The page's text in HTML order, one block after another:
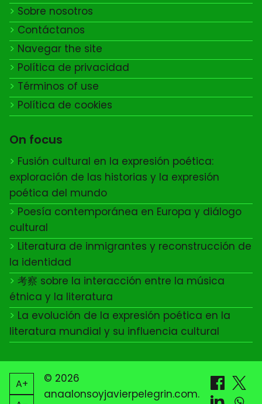
Sobre nosotros
Contáctanos
Navegar the site
Política de privacidad
Términos of use
Política de cookies
On focus
Fusión cultural en la expresión poética:
exploración de las historias y la expresión
poética del mundo
Poesía contemporánea en Europa y diálogo
cultural
Literatura de inmigrantes y reconstrucción de
la identidad
考察 sobre la interacción entre la música
étnica y la literatura
La evolución de la expresión poética en la
literatura mundial y su influencia cultural
A+
© 2026
anaalonsoyjavierpelegrin.com.